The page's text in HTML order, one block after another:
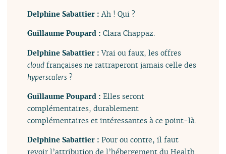
Delphine Sabattier :Ah ! Qui ?
Guillaume Poupard :Clara Chappaz.
Delphine Sabattier :Vrai ou faux, les offres
cloud françaises ne rattraperont jamais celle des
hyperscalers ?
Guillaume Poupard :Elles seront
complémentaires, durablement
complémentaires et intéressantes à ce point-là.
Delphine Sabattier :Pour ou contre, il faut
revoir l’attribution de l’hébergement du Health